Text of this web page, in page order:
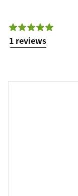
1 reviews